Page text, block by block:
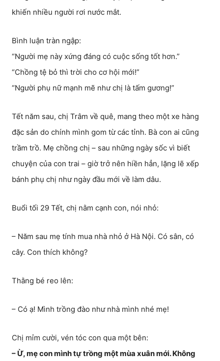
khiến nhiều người rơi nước mắt.
Bình luận tràn ngập:
“Người mẹ này xứng đáng có cuộc sống tốt hơn.”
“Chồng tệ bỏ thì trời cho cơ hội mới!”
“Người phụ nữ mạnh mẽ như chị là tấm gương!”
Tết năm sau, chị Trâm về quê, mang theo một xe hàng
đặc sản do chính mình gom từ các tỉnh. Bà con ai cũng
trầm trồ. Mẹ chồng chị – sau những ngày sốc vì biết
chuyện của con trai – giờ trở nên hiền hẳn, lặng lẽ xếp
bánh phụ chị như ngày đầu mới về làm dâu.
Buổi tối 29 Tết, chị nằm cạnh con, nói nhỏ:
– Năm sau mẹ tính mua nhà nhỏ ở Hà Nội. Có sân, có
cây. Con thích không?
Thằng bé reo lên:
– Có ạ! Mình trồng đào như nhà mình nhé mẹ!
Chị mỉm cười, vén tóc con qua một bên:
– Ừ, mẹ con mình tự trồng một mùa xuân mới. Không